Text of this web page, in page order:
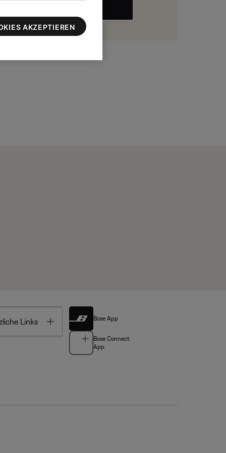
Links Toggle Bose App
Bose Connect
App
AKZEPTIEREN